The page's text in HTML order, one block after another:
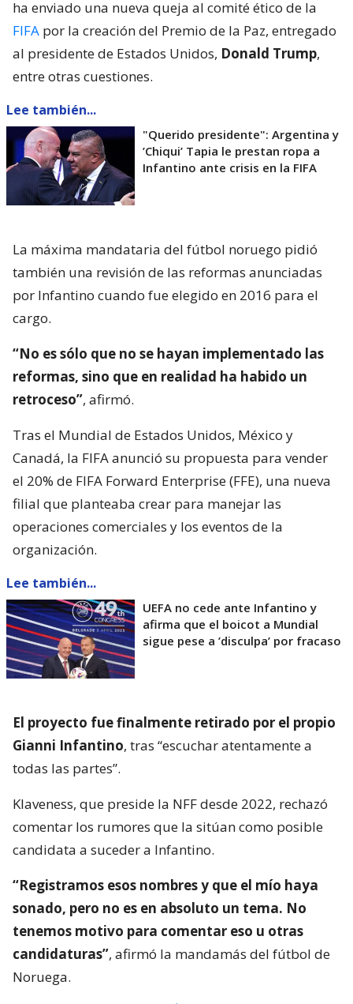
ha enviado una nueva queja al comité ético de la
FIFA por la creación del Premio de la Paz, entregado
al presidente de Estados Unidos, Donald Trump,
entre otras cuestiones.
Lee también...
"Querido presidente": Argentina y
’Chiqui’ Tapia le prestan ropa a
Infantino ante crisis en la FIFA
La máxima mandataria del fútbol noruego pidió
también una revisión de las reformas anunciadas
por Infantino cuando fue elegido en 2016 para el
cargo.
“No es sólo que no se hayan implementado las
reformas, sino que en realidad ha habido un
retroceso”, afirmó.
Tras el Mundial de Estados Unidos, México y
Canadá, la FIFA anunció su propuesta para vender
el 20% de FIFA Forward Enterprise (FFE), una nueva
filial que planteaba crear para manejar las
operaciones comerciales y los eventos de la
organización.
Lee también...
UEFA no cede ante Infantino y
afirma que el boicot a Mundial
sigue pese a ’disculpa’ por fracaso
El proyecto fue finalmente retirado por el propio
Gianni Infantino, tras “escuchar atentamente a
todas las partes”.
Klaveness, que preside la NFF desde 2022, rechazó
comentar los rumores que la sitúan como posible
candidata a suceder a Infantino.
“Registramos esos nombres y que el mío haya
sonado, pero no es en absoluto un tema. No
tenemos motivo para comentar eso u otras
candidaturas”, afirmó la mandamás del fútbol de
Noruega.